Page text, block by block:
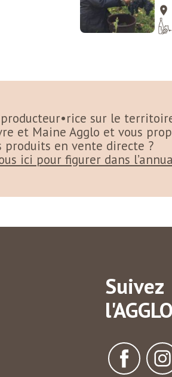
sur le
et Maine Agglo et vous
produits en vente directe ?
ici pour figurer dans
Suivez